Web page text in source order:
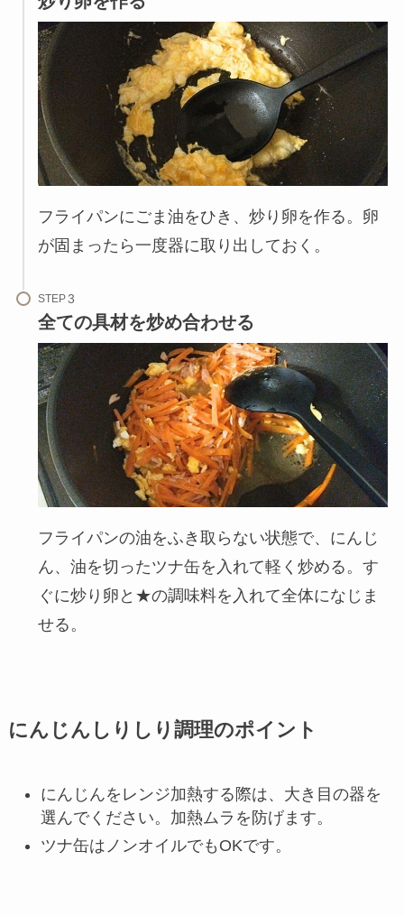
フライパンにごま油をひき、炒り卵を作る。卵
が固まったら一度器に取り出しておく。
STEP
全ての具材を炒め合わせる
フライパンの油をふき取らない状態で、にんじ
ん、油を切ったツナ缶を入れて軽く炒める。す
ぐに炒り卵と★の調味料を入れて全体になじま
せる。
にんじんしりしり調理のポイント
にんじんをレンジ加熱する際は、大き目の器を
選んでください。加熱ムラを防げます。
ツナ缶はノンオイルでもOKです。